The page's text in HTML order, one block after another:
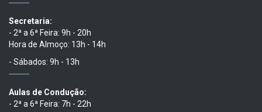
Secretaria:
- 2ª a 6ª Feira: 9h - 20h
Hora de Almoço: 13h - 14h
- Sábados: 9h - 13h
Aulas de Condução:
- 2ª a 6ª Feira: 7h - 22h